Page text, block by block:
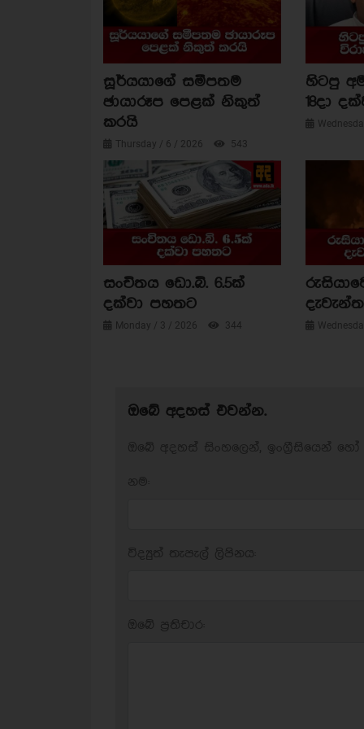
සූර්යයාගේ සමීපතම
ඡායාරූප පෙළක් නිකුත්
කරයි
Thursday / 6 / 2026 543
හිටපු
18දා
සංචිතය ඩො.බි. 6.5ක්
දක්වා පහතට
Monday / 3 / 2026 344
ඔබේ අදහස් එවන්න.